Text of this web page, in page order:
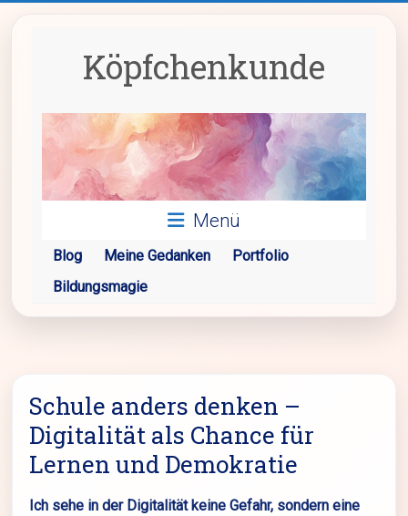
Köpfchenkunde
Menü
Blog Meine Gedanken
Portfolio
Bildungsmagie
Schule anders denken –
Digitalität als Chance für
Lernen und Demokratie
Ich sehe in der Digitalität keine Gefahr, sondern eine